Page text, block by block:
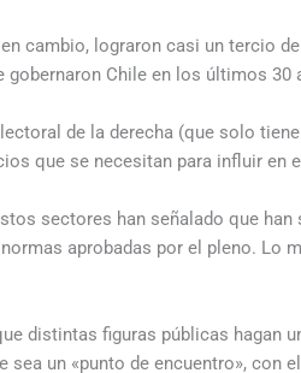
cambio, lograron casi un tercio
gobernaron Chile en los últimos 30
de la derecha (que solo
que se necesitan para influir en
sectores han señalado que han
aprobadas por el pleno. Lo
distintas figuras públicas hagan
sea un «punto de encuentro», con